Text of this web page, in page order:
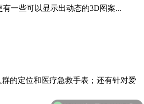
一些可以显示出动态的3D图案...
的定位和医疗急救手表；还有针对爱